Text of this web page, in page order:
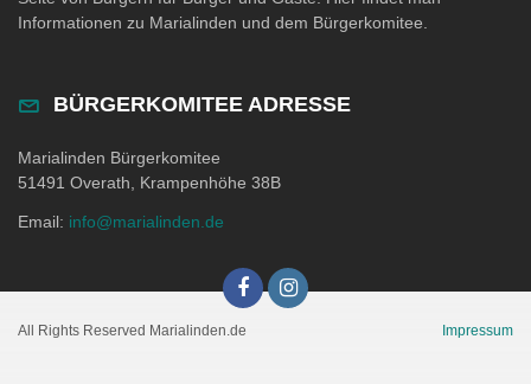
Informationen zu Marialinden und dem Bürgerkomitee.
BÜRGERKOMITEE ADRESSE
Marialinden Bürgerkomitee
51491 Overath, Krampenhöhe 38B
Email: info@marialinden.de
All Rights Reserved Marialinden.de Impressum